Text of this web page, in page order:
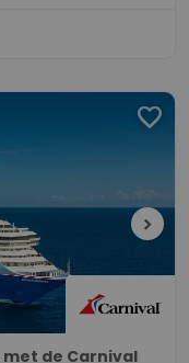
favorite
chevron_right
de Carnival